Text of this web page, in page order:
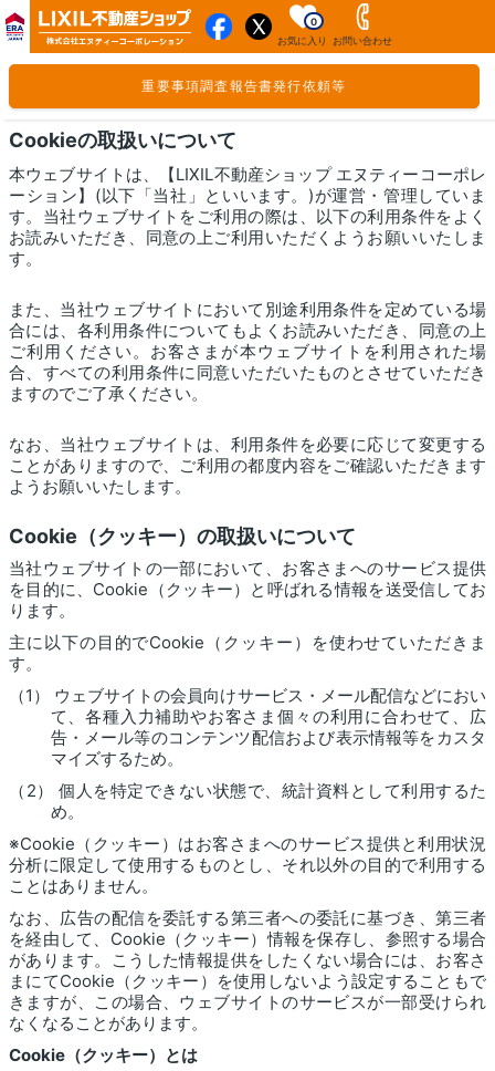
お気に入り
0
お問い合わせ
重要事項調査報告書発行依頼等
Cookieの取扱いについて
本ウェブサイトは、【LIXIL不動産ショップ エヌティーコーポレ
ーション】(以下「当社」といいます。)が運営・管理していま
す。当社ウェブサイトをご利用の際は、以下の利用条件をよく
お読みいただき、同意の上ご利用いただくようお願いいたしま
す。
また、当社ウェブサイトにおいて別途利用条件を定めている場
合には、各利用条件についてもよくお読みいただき、同意の上
ご利用ください。お客さまが本ウェブサイトを利用された場
合、すべての利用条件に同意いただいたものとさせていただき
ますのでご了承ください。
なお、当社ウェブサイトは、利用条件を必要に応じて変更する
ことがありますので、ご利用の都度内容をご確認いただきます
ようお願いいたします。
Cookie（クッキー）の取扱いについて
当社ウェブサイトの一部において、お客さまへのサービス提供
を目的に、Cookie（クッキー）と呼ばれる情報を送受信してお
ります。
主に以下の目的でCookie（クッキー）を使わせていただきま
す。
（1） ウェブサイトの会員向けサービス・メール配信などにおい
て、各種入力補助やお客さま個々の利用に合わせて、広
告・メール等のコンテンツ配信および表示情報等をカスタ
マイズするため。
（2） 個人を特定できない状態で、統計資料として利用するた
め。
※Cookie（クッキー）はお客さまへのサービス提供と利用状況
分析に限定して使用するものとし、それ以外の目的で利用する
ことはありません。
なお、広告の配信を委託する第三者への委託に基づき、第三者
を経由して、Cookie（クッキー）情報を保存し、参照する場合
があります。こうした情報提供をしたくない場合には、お客さ
まにてCookie（クッキー）を使用しないよう設定することもで
きますが、この場合、ウェブサイトのサービスが一部受けられ
なくなることがあります。
Cookie（クッキー）とは